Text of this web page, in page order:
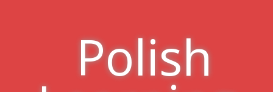
Polish